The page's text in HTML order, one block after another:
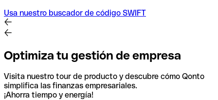
Usa nuestro buscador de código SWIFT
Optimiza tu gestión de empresa
Visita nuestro tour de producto y descubre cómo Qonto
simplifica las finanzas empresariales.
¡Ahorra tiempo y energía!